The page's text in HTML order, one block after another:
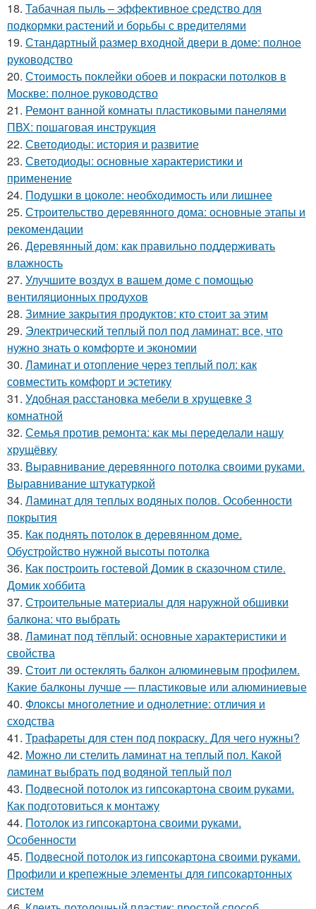
18. Табачная пыль – эффективное средство для
подкормки растений и борьбы с вредителями
19. Стандартный размер входной двери в доме: полное
руководство
20. Стоимость поклейки обоев и покраски потолков в
Москве: полное руководство
21. Ремонт ванной комнаты пластиковыми панелями
ПВХ: пошаговая инструкция
22. Светодиоды: история и развитие
23. Светодиоды: основные характеристики и
применение
24. Подушки в цоколе: необходимость или лишнее
25. Строительство деревянного дома: основные этапы и
рекомендации
26. Деревянный дом: как правильно поддерживать
влажность
27. Улучшите воздух в вашем доме с помощью
вентиляционных продухов
28. Зимние закрытия продуктов: кто стоит за этим
29. Электрический теплый пол под ламинат: все, что
нужно знать о комфорте и экономии
30. Ламинат и отопление через теплый пол: как
совместить комфорт и эстетику
31. Удобная расстановка мебели в хрущевке 3
комнатной
32. Семья против ремонта: как мы переделали нашу
хрущёвку
33. Выравнивание деревянного потолка своими руками.
Выравнивание штукатуркой
34. Ламинат для теплых водяных полов. Особенности
покрытия
35. Как поднять потолок в деревянном доме.
Обустройство нужной высоты потолка
36. Как построить гостевой Домик в сказочном стиле.
Домик хоббита
37. Строительные материалы для наружной обшивки
балкона: что выбрать
38. Ламинат под тёплый: основные характеристики и
свойства
39. Стоит ли остеклять балкон алюминевым профилем.
Какие балконы лучше — пластиковые или алюминиевые
40. Флоксы многолетние и однолетние: отличия и
сходства
41. Трафареты для стен под покраску. Для чего нужны?
42. Можно ли стелить ламинат на теплый пол. Какой
ламинат выбрать под водяной теплый пол
43. Подвесной потолок из гипсокартона своим руками.
Как подготовиться к монтажу
44. Потолок из гипсокартона своими руками.
Особенности
45. Подвесной потолок из гипсокартона своими руками.
Профили и крепежные элементы для гипсокартонных
систем